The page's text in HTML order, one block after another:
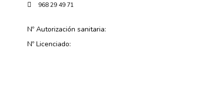
968 29 49 71
Nº Autorización sanitaria:
Nº Licenciado: